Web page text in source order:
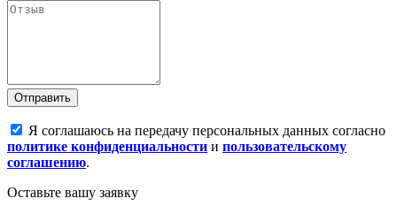
Отправить
Я соглашаюсь на передачу персональных данных согласно
политике конфиденциальности и пользовательскому
соглашению.
Оставьте вашу заявку